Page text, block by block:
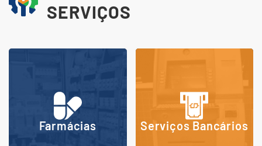
SERVIÇOS
Farmácias Serviços Bancários